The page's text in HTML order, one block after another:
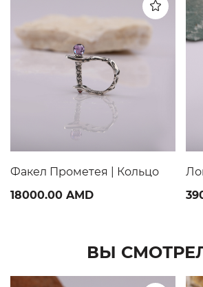
Факел Прометея | Кольцо
18000.00 AMD
ВЫ